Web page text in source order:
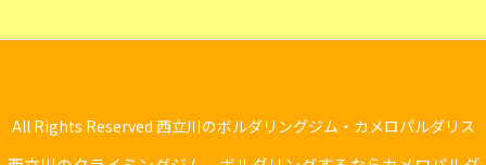
All Rights Reserved 西立川のボルダリングジム・カメロパルダリス